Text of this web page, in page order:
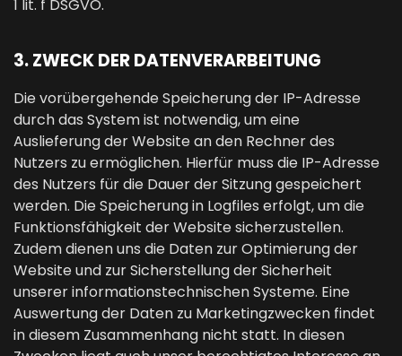
1 lit. f DSGVO.
3. ZWECK DER DATENVERARBEITUNG
Die vorübergehende Speicherung der IP-Adresse
durch das System ist notwendig, um eine
Auslieferung der Website an den Rechner des
Nutzers zu ermöglichen. Hierfür muss die IP-Adresse
des Nutzers für die Dauer der Sitzung gespeichert
werden. Die Speicherung in Logfiles erfolgt, um die
Funktionsfähigkeit der Website sicherzustellen.
Zudem dienen uns die Daten zur Optimierung der
Website und zur Sicherstellung der Sicherheit
unserer informationstechnischen Systeme. Eine
Auswertung der Daten zu Marketingzwecken findet
in diesem Zusammenhang nicht statt. In diesen